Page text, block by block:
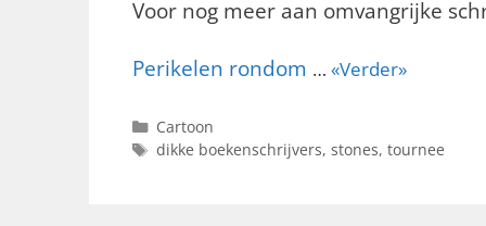
Voor nog meer aan omvangrijke
Perikelen rondom … «Verder»
Categorieën
Cartoon
Tags
dikke boekenschrijvers, stones, tournee